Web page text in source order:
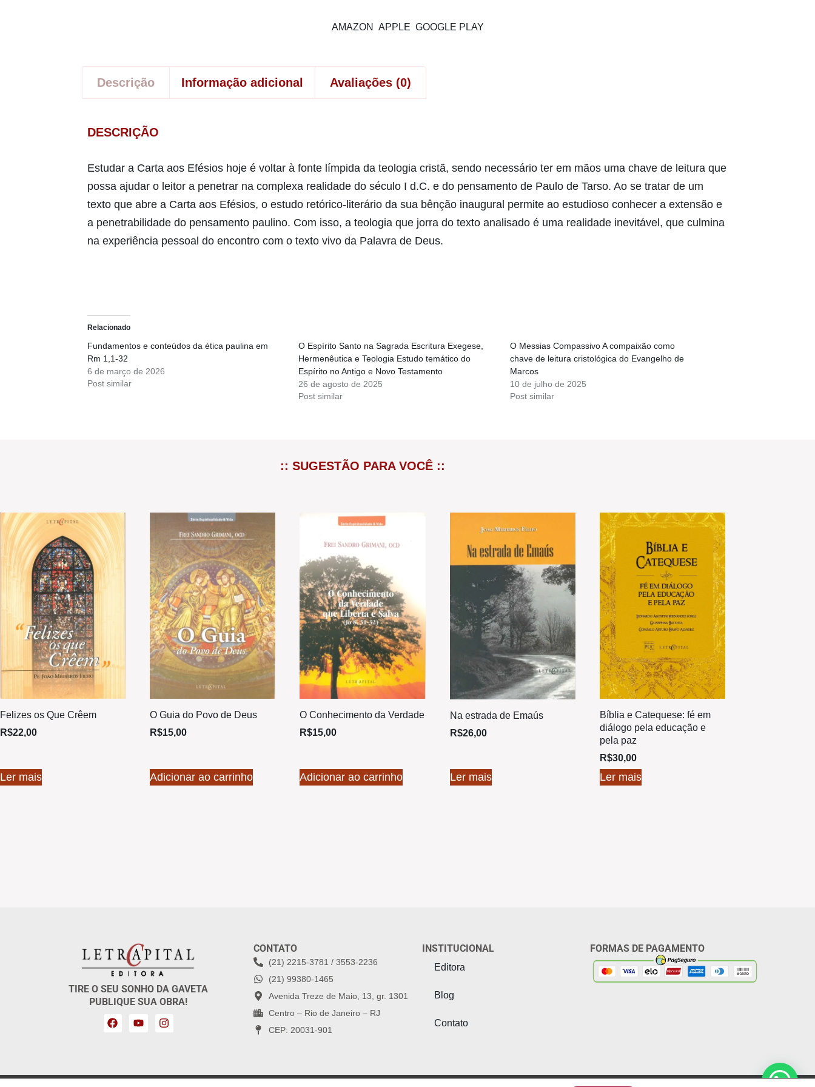
AMAZON APPLE GOOGLE PLAY
Descrição Informação adicional Avaliações (0)
DESCRIÇÃO
Estudar a Carta aos Efésios hoje é voltar à fonte límpida da teologia cristã, sendo necessário ter em mãos uma chave de leitura que
possa ajudar o leitor a penetrar na complexa realidade do século I d.C. e do pensamento de Paulo de Tarso. Ao se tratar de um
texto que abre a Carta aos Efésios, o estudo retórico-literário da sua bênção inaugural permite ao estudioso conhecer a extensão e
a penetrabilidade do pensamento paulino. Com isso, a teologia que jorra do texto analisado é uma realidade inevitável, que culmina
na experiência pessoal do encontro com o texto vivo da Palavra de Deus.
Relacionado
Fundamentos e conteúdos da ética paulina em
Rm 1,1-32
6 de março de 2026
Post similar
O Espírito Santo na Sagrada Escritura Exegese,
Hermenêutica e Teologia Estudo temático do
Espírito no Antigo e Novo Testamento
26 de agosto de 2025
Post similar
O Messias Compassivo A compaixão como
chave de leitura cristológica do Evangelho de
Marcos
10 de julho de 2025
Post similar
:: SUGESTÃO PARA VOCÊ ::
Felizes os Que Crêem
R$22,00
Ler mais
O Guia do Povo de Deus
R$15,00
Adicionar ao carrinho
O Conhecimento da Verdade
R$15,00
Adicionar ao carrinho
Na estrada de Emaús
R$26,00
Ler mais
Bíblia e Catequese: fé em
diálogo pela educação e
pela paz
R$30,00
Ler mais
TIRE O SEU SONHO DA GAVETA
PUBLIQUE SUA OBRA!
CONTATO
(21) 2215-3781 / 3553-2236
(21) 99380-1465
Avenida Treze de Maio, 13, gr. 1301
Centro – Rio de Janeiro – RJ
CEP: 20031-901
INSTITUCIONAL
Editora
Blog
Contato
FORMAS DE PAGAMENTO